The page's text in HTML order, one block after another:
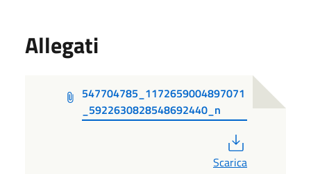
Allegati
547704785_1172659004897071
_5922630828548692440_n
Scarica